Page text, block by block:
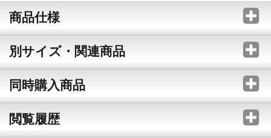
商品仕様
別サイズ・関連商品
同時購入商品
閲覧履歴